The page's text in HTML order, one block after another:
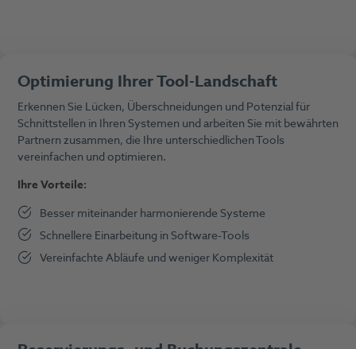
Optimierung Ihrer Tool-Landschaft
Erkennen Sie Lücken, Überschneidungen und Potenzial für
Schnittstellen in Ihren Systemen und arbeiten Sie mit bewährten
Partnern zusammen, die Ihre unterschiedlichen Tools
vereinfachen und optimieren.
Ihre Vorteile:
Besser miteinander harmonierende Systeme
Schnellere Einarbeitung in Software-Tools
Vereinfachte Abläufe und weniger Komplexität